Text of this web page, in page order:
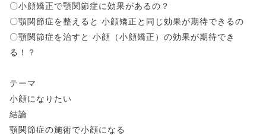
〇小顔矯正で顎関節症に効果があるの？
〇顎関節症を整えると 小顔矯正と同じ効果が期待できるの
〇顎関節症を治すと 小顔（小顔矯正）の効果が期待でき
る！？
テーマ
小顔になりたい
結論
顎関節症の施術で小顔になる